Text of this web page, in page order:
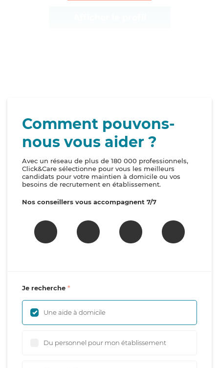
Comment pouvons-
nous vous aider ?
Avec un réseau de plus de 180 000 professionnels,
Click&Care sélectionne pour vous les meilleurs
candidats pour votre maintien à domicile ou vos
besoins de recrutement en établissement.
Nos conseillers vous accompagnent 7/7
Je recherche
Une aide à domicile
Du personnel pour mon établissement